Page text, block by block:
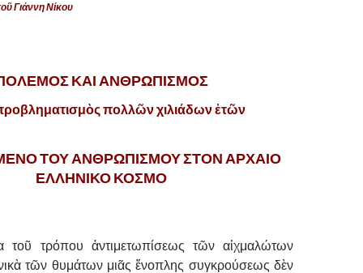
Γιάννη Νίκου
ΚΑΙ ΑΝΘΡΩΠΙΣΜΟΣ
πολλῶν χιλιάδων ἐτῶν
ΤΟΥ ΑΝΘΡΩΠΙΣΜΟΥ ΣΤΟΝ ΑΡΧΑΙΟ
ΕΛΛΗΝΙΚΟ ΚΟΣΜΟ
τοῦ τρόπου ἀντιμετωπίσεως τῶν αἰχμαλώτων
τῶν θυμάτων μιᾶς ἔνοπλης συγκρούσεως δὲν